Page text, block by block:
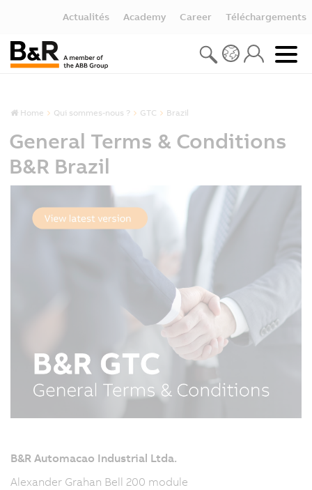
Actualités Academy Career Téléchargements
Home Qui sommes-nous ? GTC Brazil
General Terms & Conditions
B&R Brazil
B&R Automacao Industrial Ltda.
Alexander Grahan Bell 200 module